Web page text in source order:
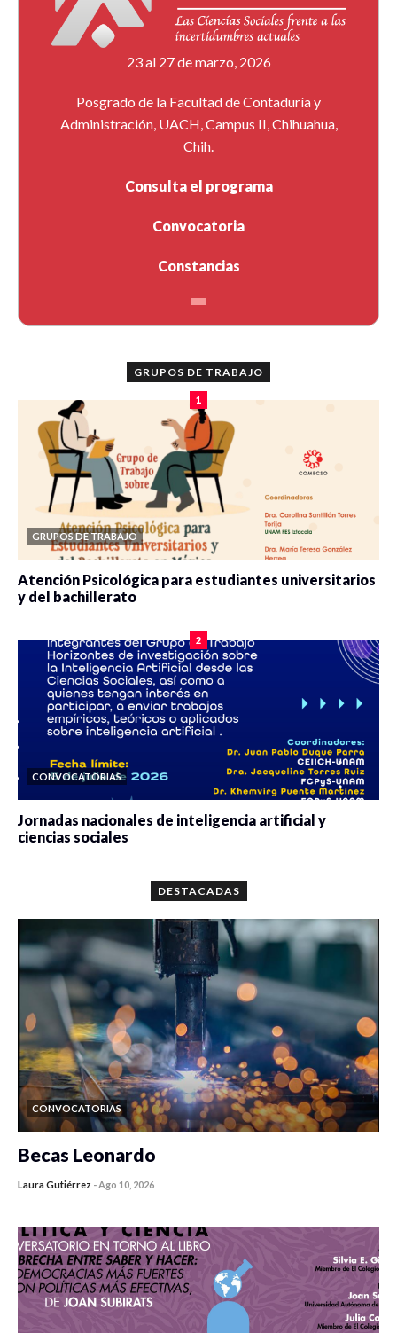
23 al 27 de marzo, 2026
Posgrado de la Facultad de Contaduría y
Administración, UACH, Campus II, Chihuahua,
Chih.
Consulta el programa
Convocatoria
Constancias
GRUPOS DE TRABAJO
1
GRUPOS DE TRABAJO
Atención Psicológica para estudiantes universitarios
y del bachillerato
2
CONVOCATORIAS
Jornadas nacionales de inteligencia artificial y
ciencias sociales
DESTACADAS
CONVOCATORIAS
Becas Leonardo
Laura Gutiérrez -Ago 10, 2026